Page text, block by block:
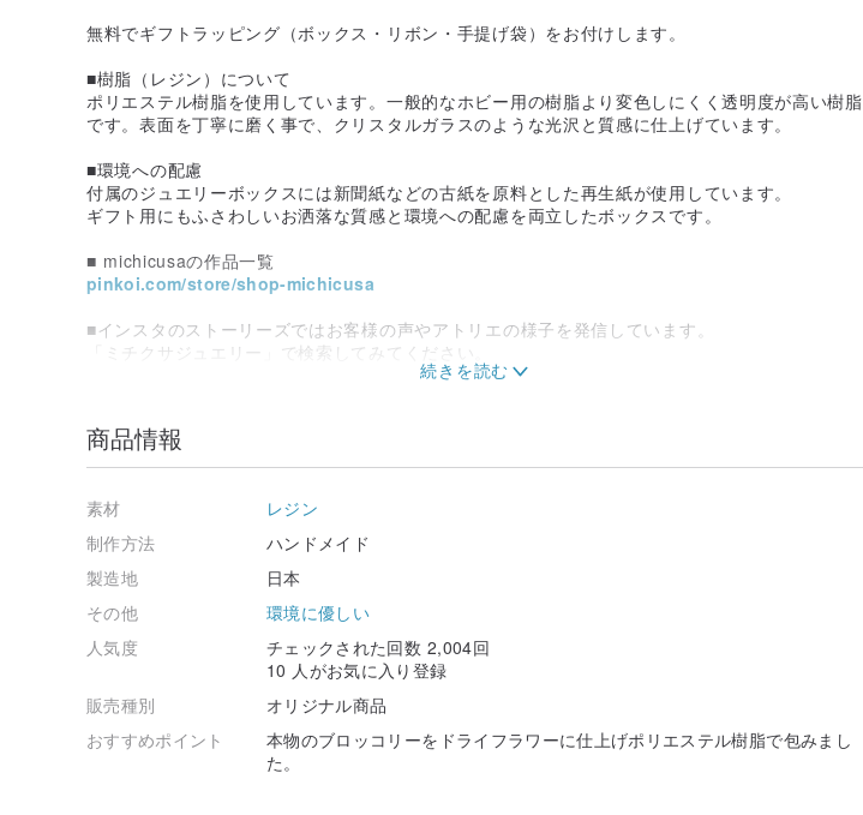
無料でギフトラッピング（ボックス・リボン・手提げ袋）をお付けします。
■樹脂（レジン）について
ポリエステル樹脂を使用しています。一般的なホビー用の樹脂より変色しにくく透明度が高い樹脂
です。表面を丁寧に磨く事で、クリスタルガラスのような光沢と質感に仕上げています。
■環境への配慮
付属のジュエリーボックスには新聞紙などの古紙を原料とした再生紙が使用しています。
ギフト用にもふさわしいお洒落な質感と環境への配慮を両立したボックスです。
■ michicusaの作品一覧
pinkoi.com/store/shop-michicusa
■インスタのストーリーズではお客様の声やアトリエの様子を発信しています。
「ミチクサジュエリー」で検索してみてください。
商品情報
素材
レジン
制作方法
ハンドメイド
製造地
日本
その他
環境に優しい
人気度
チェックされた回数 2,004回
10 人がお気に入り登録
販売種別
オリジナル商品
おすすめポイント
本物のブロッコリーをドライフラワーに仕上げポリエステル樹脂で包みまし
た。